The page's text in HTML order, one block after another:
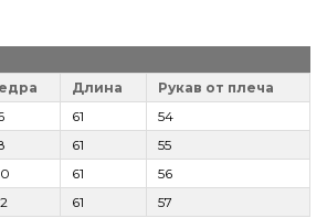
Длина
Рукав от плеча
61
54
61
55
61
56
61 57